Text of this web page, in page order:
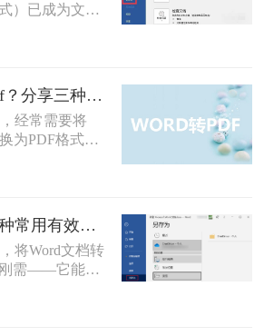
）已成为文件
实标准。它能
格式、字体和
之下，Word文
字体缺失或设
。因此，将
一项高频且至
文档怎么转
docx怎么转换成pdf？分享三种常见转换方法！
经常需要将
为PDF格式，
件上的格式一
换成pdf呢？本
word怎么转pdf？3种常用有效方法！
将Word文档转
刚需——它能确
篡改，同时便
那么word怎么